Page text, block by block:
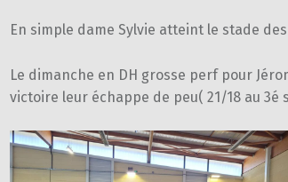
En simple dame Sylvie atteint le stade
Le dimanche en DH grosse perf pour
victoire leur échappe de peu( 21/18 au 3é